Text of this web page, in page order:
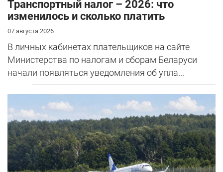
Транспортный налог – 2026: что
изменилось и сколько платить
07 августа 2026
В личных кабинетах плательщиков на сайте
Министерства по налогам и сборам Беларуси
начали появляться уведомления об упла...